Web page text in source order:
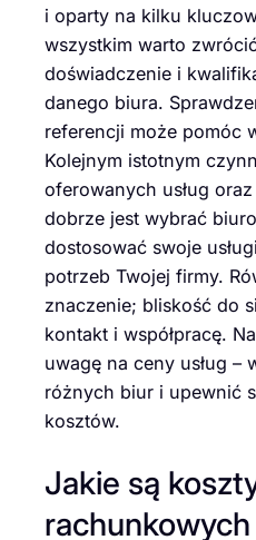
i oparty na kilku
wszystkim warto
doświadczenie i
danego biura.
referencji może pomóc
Kolejnym istotnym
oferowanych usług
dobrze jest wybrać
dostosować swoje
potrzeb Twojej firmy.
znaczenie; bliskość do
kontakt i współpracę.
uwagę na ceny usług
różnych biur i upewnić
kosztów.
Jakie są